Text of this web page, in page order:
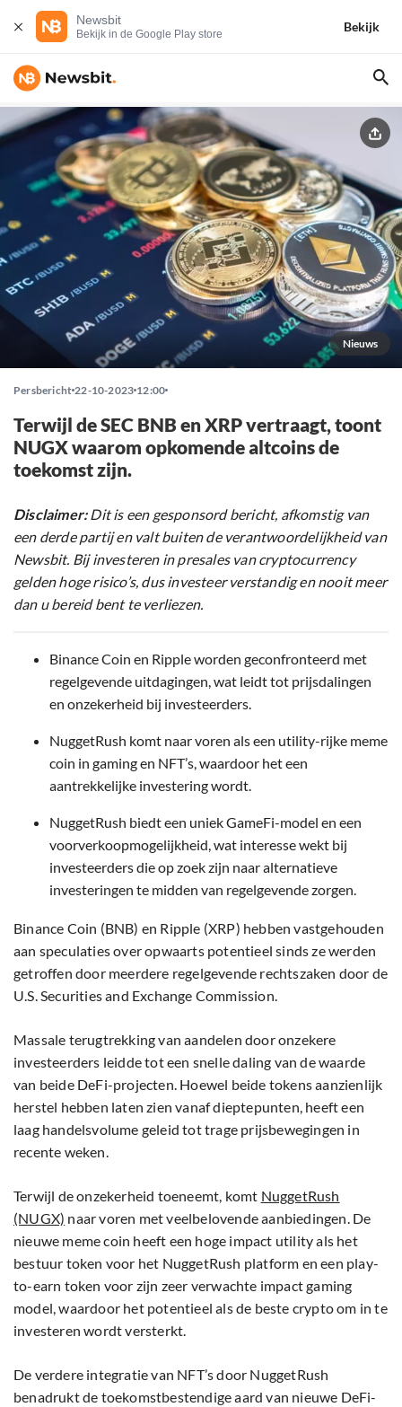
Newsbit
Bekijk in de Google Play store
Bekijk
Nieuws
Persbericht 22-10-2023 12:00
Terwijl de SEC BNB en XRP vertraagt, toont
NUGX waarom opkomende altcoins de
toekomst zijn.
Disclaimer:Dit is een gesponsord bericht, afkomstig van
een derde partij en valt buiten de verantwoordelijkheid van
Newsbit. Bij investeren in presales van cryptocurrency
gelden hoge risico’s, dus investeer verstandig en nooit meer
dan u bereid bent te verliezen.
Binance Coin en Ripple worden geconfronteerd met
regelgevende uitdagingen, wat leidt tot prijsdalingen
en onzekerheid bij investeerders.
NuggetRush komt naar voren als een utility-rijke meme
coin in gaming en NFT’s, waardoor het een
aantrekkelijke investering wordt.
NuggetRush biedt een uniek GameFi-model en een
voorverkoopmogelijkheid, wat interesse wekt bij
investeerders die op zoek zijn naar alternatieve
investeringen te midden van regelgevende zorgen.
Binance Coin (BNB) en Ripple (XRP) hebben vastgehouden
aan speculaties over opwaarts potentieel sinds ze werden
getroffen door meerdere regelgevende rechtszaken door de
U.S. Securities and Exchange Commission.
Massale terugtrekking van aandelen door onzekere
investeerders leidde tot een snelle daling van de waarde
van beide DeFi-projecten. Hoewel beide tokens aanzienlijk
herstel hebben laten zien vanaf dieptepunten, heeft een
laag handelsvolume geleid tot trage prijsbewegingen in
recente weken.
Terwijl de onzekerheid toeneemt, komt NuggetRush
(NUGX) naar voren met veelbelovende aanbiedingen. De
nieuwe meme coin heeft een hoge impact utility als het
bestuur token voor het NuggetRush platform en een play-
to-earn token voor zijn zeer verwachte impact gaming
model, waardoor het potentieel als de beste crypto om in te
investeren wordt versterkt.
De verdere integratie van NFT’s door NuggetRush
benadrukt de toekomstbestendige aard van nieuwe DeFi-